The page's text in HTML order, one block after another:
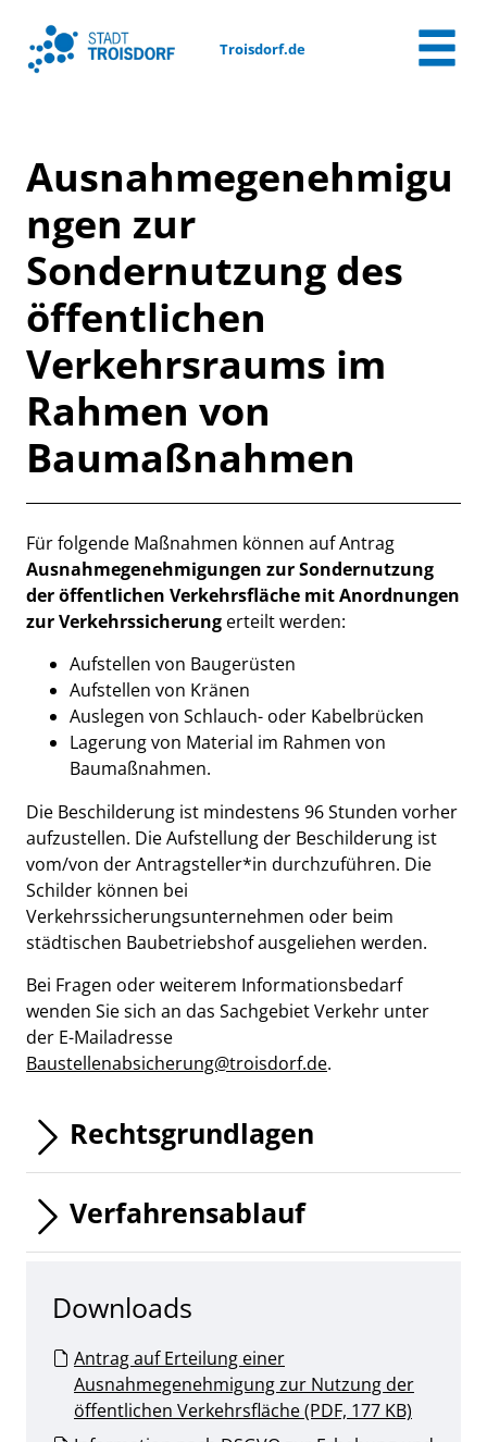
Zum Hauptinhalt springen
Troisdorf.de
Ausnahmegenehmigu
ngen zur
Sondernutzung des
öffentlichen
Verkehrsraums im
Rahmen von
Baumaßnahmen
Beschreibung
Für folgende Maßnahmen können auf Antrag
Ausnahmegenehmigungen zur Sondernutzung
der öffentlichen Verkehrsfläche mit Anordnungen
zur Verkehrssicherung erteilt werden:
Aufstellen von Baugerüsten
Aufstellen von Kränen
Auslegen von Schlauch- oder Kabelbrücken
Lagerung von Material im Rahmen von
Baumaßnahmen.
Die Beschilderung ist mindestens 96 Stunden vorher
aufzustellen. Die Aufstellung der Beschilderung ist
vom/von der Antragsteller*in durchzuführen. Die
Schilder können bei
Verkehrssicherungsunternehmen oder beim
städtischen Baubetriebshof ausgeliehen werden.
Bei Fragen oder weiterem Informationsbedarf
wenden Sie sich an das Sachgebiet Verkehr unter
der E-Mailadresse
Baustellenabsicherung@troisdorf.de.
Rechtsgrundlagen
Verfahrensablauf
Downloads
Antrag auf Erteilung einer
Ausnahmegenehmigung zur Nutzung der
öffentlichen Verkehrsfläche (PDF, 177 KB)